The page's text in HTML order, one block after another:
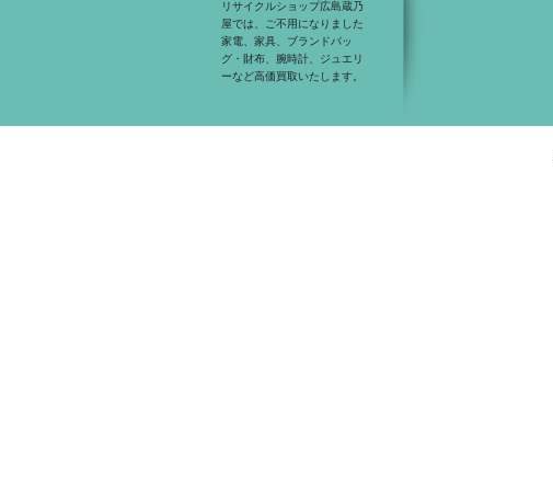
リサイクルショップ広島蔵乃
屋では、ご不用になりました
家電、家具、ブランドバッ
グ・財布、腕時計、ジュエリ
ーなど高価買取いたします。